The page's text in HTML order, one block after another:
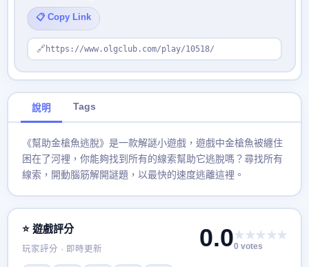
📋 Copy Link
🔗 https://www.olgclub.com/play/10518/
說明 Tags
《幫助金槍魚逃脫》是一款解謎小遊戲，遊戲中金槍魚被纏住
困在了河裡，你能夠找到所有的線索幫助它逃脫嗎？尋找所有
線索，開動腦筋解開謎題，以最快的速度逃離這裡。
⭐ 遊戲評分
玩家評分 · 即時更新 0.0★★★★★
0 votes